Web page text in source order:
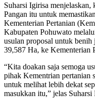
Suharsi Igirisa
Pangan itu untuk
Kementerian Pertanian
Kabupaten Pohuwato
usulan proposal untuk benih
39,587 Ha, ke Kementerian
“Kita doakan saja semoga
pihak Kementrian pertanian
untuk melihat lebih dekat
masukkan itu,” jelas Suharsi